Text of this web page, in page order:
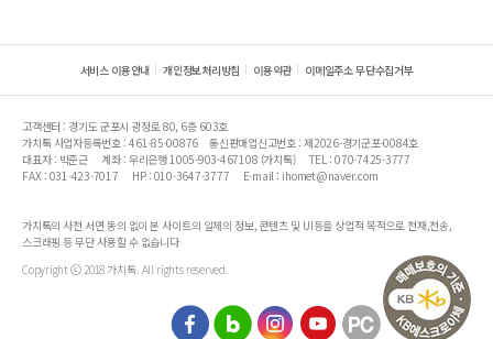
서비스 이용안내 개인정보처리방침 이용약관 이메일주소 무단수집거부
고객센터 : 경기도 군포시 광정로 80, 6층 603호
가치톡 사업자등록번호 : 461-85-00876
통신판매업신고번호 : 제2026-경기군포-0084호
대표자 : 박준근
계좌 : 우리은행 1005-903-467108 (가치톡)
TEL : 070-7425-3777
FAX : 031-423-7017
HP : 010-3647-3777 E-mail : ihomet@naver.com
가치톡의 사전 서면 동의 없이 본 사이트의 일체의 정보, 콘텐츠 및 UI등을 상업적 목적으로 전재,전송,
스크래핑 등 무단 사용할 수 없습니다
Copyright ⓒ 2018 가치톡. All rights reserved.